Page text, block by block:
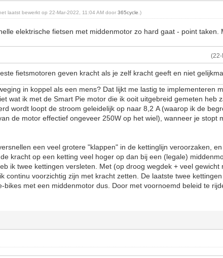
laatst bewerkt op 22-Mar-2022, 11:04 AM door365cycle .)
elektrische fietsen met middenmotor zo hard gaat - point taken.
fietsmotoren geven kracht als je zelf kracht geeft en niet
in koppel als een mens? Dat lijkt me lastig te implementeren
wat ik met de Smart Pie motor die ik ooit uitgebreid gemeten heb
wordt loopt de stroom geleidelijk op naar 8,2 A (waarop ik de
de motor effectief ongeveer 250W op het wiel), wanneer je stopt
een veel grotere "klappen" in de kettinglijn veroorzaken,
kracht op een ketting veel hoger op dan bij een (legale)
ik twee kettingen versleten. Met (op droog wegdek + veel gewicht
continu voorzichtig zijn met kracht zetten. De laatste twee
bikes met een middenmotor dus. Door met voornoemd beleid te